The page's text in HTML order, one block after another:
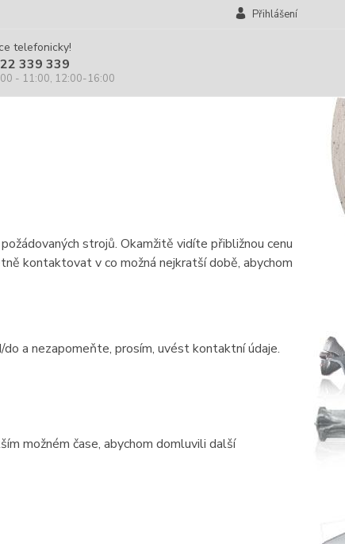
Přihlášení
telefonicky!
339 339
- 11:00, 12:00-16:00
strojů. Okamžitě vidíte přibližnou cenu
kontaktovat v co možná nejkratší době, abychom
a nezapomeňte, prosím, uvést kontaktní údaje.
možném čase, abychom domluvili další